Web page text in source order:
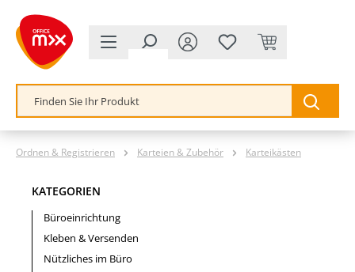
springen
Ordnen & Registrieren Karteien & Zubehör Karteikästen
KATEGORIEN
Büroeinrichtung
Kleben & Versenden
Nützliches im Büro